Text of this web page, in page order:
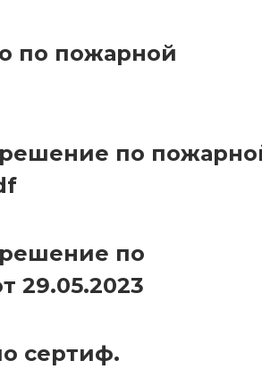
по пожарной
по
по
29.05.2023
сертиф.